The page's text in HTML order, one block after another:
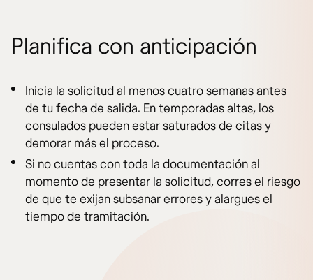
Planifica con anticipación
Inicia la solicitud al menos cuatro semanas antes
de tu fecha de salida. En temporadas altas, los
consulados pueden estar saturados de citas y
demorar más el proceso.
Si no cuentas con toda la documentación al
momento de presentar la solicitud, corres el riesgo
de que te exijan subsanar errores y alargues el
tiempo de tramitación.